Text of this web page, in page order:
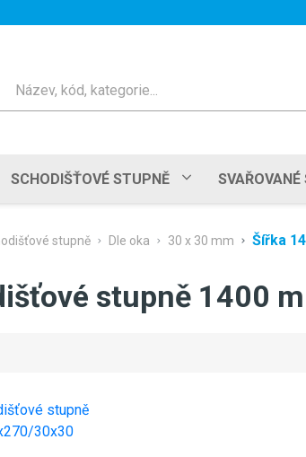
SCHODIŠŤOVÉ STUPNĚ SVAŘOVANÉ
stupně Dle oka 30 x 30 mm Šířka
stupně 1400